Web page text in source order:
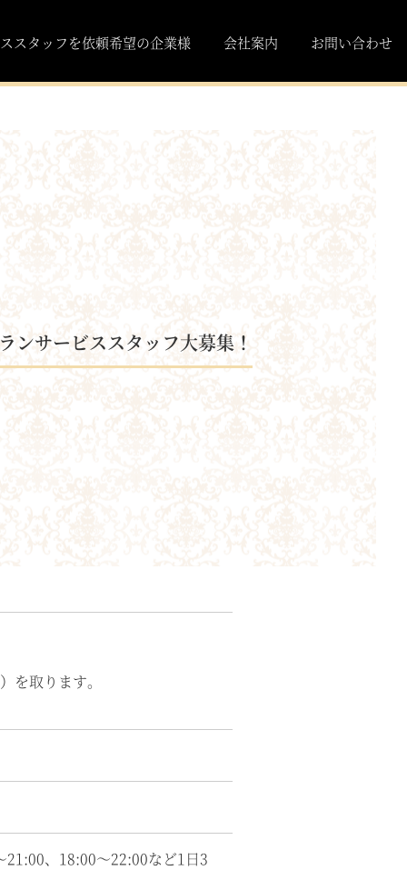
スタッフを依頼希望の企業様 会社案内 お問い合わせ
ンサービススタッフ大募集！
を取ります。
、18:00～22:00など1日3